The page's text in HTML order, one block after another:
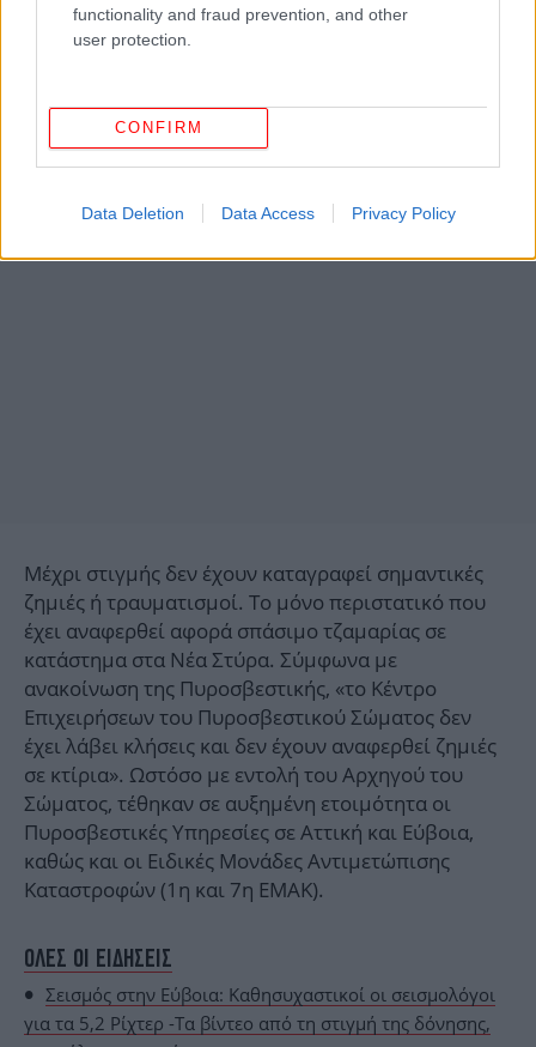
functionality and fraud prevention, and other
user protection.
CONFIRM
Data Deletion Data Access Privacy Policy
Αναλυτικά όσα είπε ο Γεράσιμος Παπαδόπουλος:
Σημειώνεται πως ο σεισμός είχε με εστιακό βάθος
μόλις 13,6 χιλιομέτρων.
Μέχρι στιγμής δεν έχουν καταγραφεί σημαντικές
ζημιές ή τραυματισμοί. Το μόνο περιστατικό που
έχει αναφερθεί αφορά σπάσιμο τζαμαρίας σε
κατάστημα στα Νέα Στύρα. Σύμφωνα με
ανακοίνωση της Πυροσβεστικής, «το Κέντρο
Επιχειρήσεων του Πυροσβεστικού Σώματος δεν
έχει λάβει κλήσεις και δεν έχουν αναφερθεί ζημιές
σε κτίρια». Ωστόσο με εντολή του Αρχηγού του
Σώματος, τέθηκαν σε αυξημένη ετοιμότητα οι
Πυροσβεστικές Υπηρεσίες σε Αττική και Εύβοια,
καθώς και οι Ειδικές Μονάδες Αντιμετώπισης
Καταστροφών (1η και 7η ΕΜΑΚ).
ΟΛΕΣ ΟΙ ΕΙΔΗΣΕΙΣ
Σεισμός στην Εύβοια: Καθησυχαστικοί οι σεισμολόγοι
για τα 5,2 Ρίχτερ -Τα βίντεο από τη στιγμή της δόνησης,